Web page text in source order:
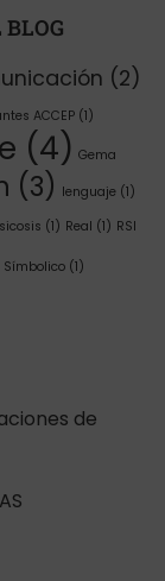
(2)
ACCEP (1)
(4) Gema
(3) lenguaje (1)
(1) Real (1) RSI
Símbolico (1)
de